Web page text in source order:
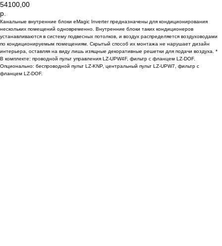
54100,00
р.
Канальные внутренние блоки eMagic Inverter предназначены для кондиционирования
нескольких помещений одновременно. Внутренние блоки таких кондиционеров
устанавливаются в систему подвесных потолков, и воздух распределяется воздуховодами
по кондиционируемым помещениям. Скрытый способ их монтажа не нарушает дизайн
интерьера, оставляя на виду лишь изящные декоративные решетки для подачи воздуха. *
В комплекте: проводной пульт управления LZ-UPW4F, фильтр с фланцем LZ-DOF.
Опционально: беспроводной пульт LZ-KNP, центральный пульт LZ-UPW7, фильтр с
фланцем LZ-DOF.